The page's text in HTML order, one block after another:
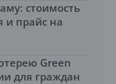
стоимость
и прайс на
Green
для граждан